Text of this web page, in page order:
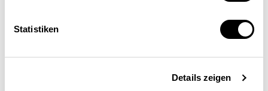
Statistiken
Details zeigen